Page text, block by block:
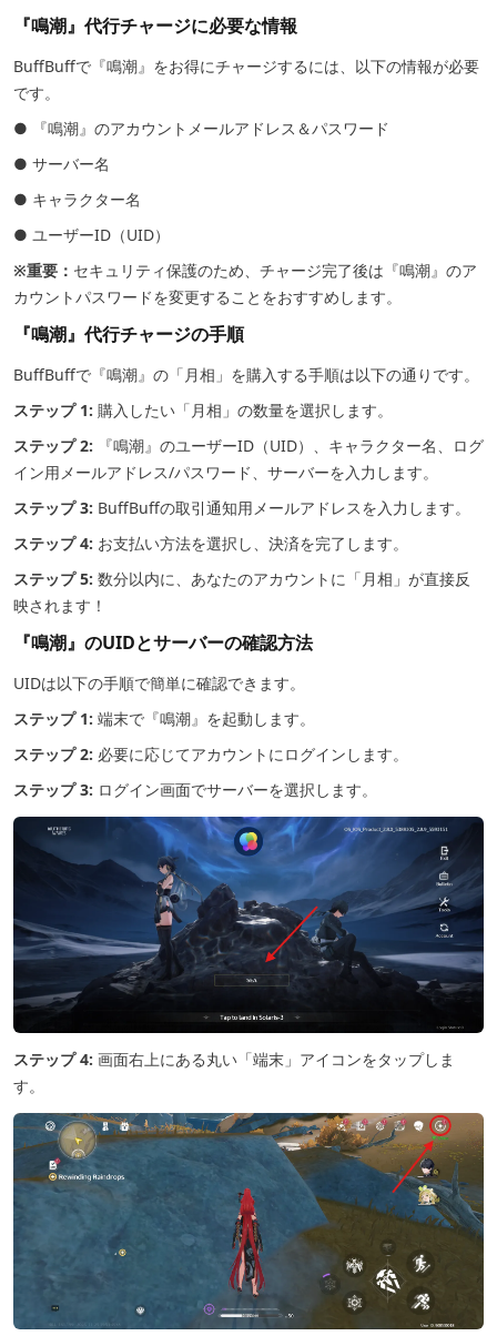
『鳴潮』代行チャージに必要な情報
BuffBuffで『鳴潮』をお得にチャージするには、以下の情報が必要
です。
● 『鳴潮』のアカウントメールアドレス＆パスワード
● サーバー名
● キャラクター名
● ユーザーID（UID）
※重要： セキュリティ保護のため、チャージ完了後は『鳴潮』のア
カウントパスワードを変更することをおすすめします。
『鳴潮』代行チャージの手順
BuffBuffで『鳴潮』の「月相」を購入する手順は以下の通りです。
ステップ 1: 購入したい「月相」の数量を選択します。
ステップ 2:
『鳴潮』のユーザーID（UID）、キャラクター名、ログ
イン用メールアドレス/パスワード、サーバーを入力します。
ステップ 3: BuffBuffの取引通知用メールアドレスを入力します。
ステップ 4: お支払い方法を選択し、決済を完了します。
ステップ 5: 数分以内に、あなたのアカウントに「月相」が直接反
映されます！
『鳴潮』のUIDとサーバーの確認方法
UIDは以下の手順で簡単に確認できます。
ステップ 1: 端末で『鳴潮』を起動します。
ステップ 2: 必要に応じてアカウントにログインします。
ステップ 3: ログイン画面でサーバーを選択します。
ステップ 4: 画面右上にある丸い「端末」アイコンをタップしま
す。